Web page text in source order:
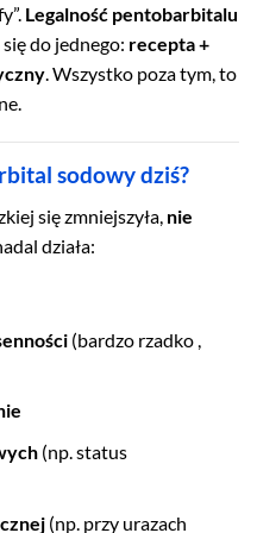
Legalność pentobarbitalu
do jednego: recepta +
. Wszystko poza tym, to
sodowy dziś?
się zmniejszyła, nie
działa:
(bardzo rzadko ,
(np. status
(np. przy urazach